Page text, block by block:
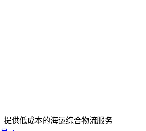
提供低成本的海运综合物流服务